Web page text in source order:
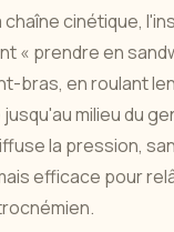
chaîne cinétique,
« prendre en
bras, en roulant
milieu du
la pression,
efficace pour